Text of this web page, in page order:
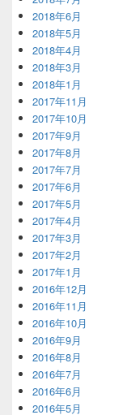
2018年6月
2018年5月
2018年4月
2018年3月
2018年1月
2017年11月
2017年10月
2017年9月
2017年8月
2017年7月
2017年6月
2017年5月
2017年4月
2017年3月
2017年2月
2017年1月
2016年12月
2016年11月
2016年10月
2016年9月
2016年8月
2016年7月
2016年6月
2016年5月